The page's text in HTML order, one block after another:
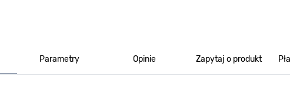
Parametry Opinie Zapytaj o produkt